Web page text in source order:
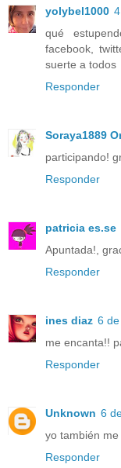
yolybel1000
qué
facebook,
suerte a todos
Responder
Soraya1889
participando!
Responder
patricia es.se
Apuntada!,
Responder
ines diaz 6
me encanta!!
Responder
Unknown 6
yo también
Responder